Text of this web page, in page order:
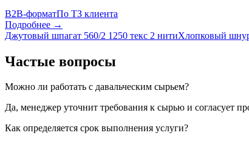
B2B-форматПо ТЗ клиента
Подробнее →
Джутовый шпагат 560/2 1250 текс 2 нитиХлопковый
Частые вопросы
Можно ли работать с давальческим сырьем?
Да, менеджер уточнит требования к сырью и согласует
Как определяется срок выполнения услуги?